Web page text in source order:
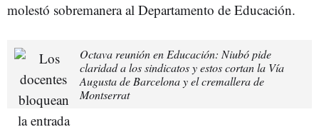
molestó sobremanera al Departamento de Educación.
Octava reunión en Educación: Niubó pide
claridad a los sindicatos y estos cortan la Vía
Augusta de Barcelona y el cremallera de
Montserrat